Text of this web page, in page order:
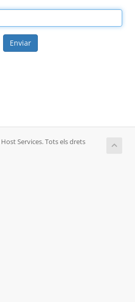
Enviar
Services. Tots els drets